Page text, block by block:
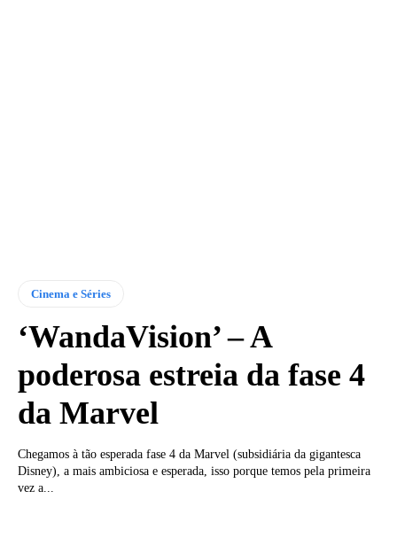
Cinema e Séries
‘WandaVision’ – A
poderosa estreia da fase 4
da Marvel
Chegamos à tão esperada fase 4 da Marvel (subsidiária da gigantesca
Disney), a mais ambiciosa e esperada, isso porque temos pela primeira
vez a...